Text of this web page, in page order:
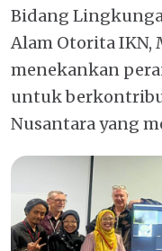
Bidang
Alam Otorita IKN,
menekankan
untuk
Nusantara yang